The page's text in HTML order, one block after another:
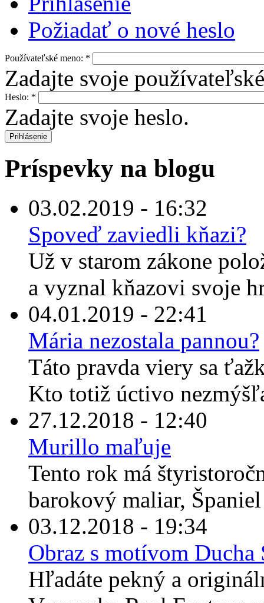
Požiadať o nové heslo
Používateľské meno: *
Zadajte svoje
Heslo: *
Zadajte svoje heslo.
Príspevky na blogu
03.02.2019 - 16:32
Spoveď zaviedli kňazi?
Už v starom zákone
a vyznal kňazovi svoje
04.01.2019 - 22:41
Mária nezostala pannou?
Táto pravda viery sa
Kto totiž úctivo
27.12.2018 - 12:40
Murillo maľuje
Tento rok má
barokový maliar,
03.12.2018 - 19:34
Obraz s motívom
Hľadáte pekný a